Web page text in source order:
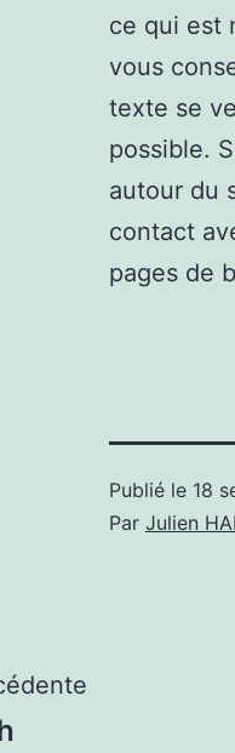
ce qui est
vous
texte se
possible.
autour du
contact
pages de
Publié le 18
Par Julien